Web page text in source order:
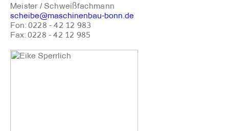
Meister / Schweißfachmann
scheibe@maschinenbau-bonn.de
Fon: 0228 - 42 12 983
Fax: 0228 - 42 12 985